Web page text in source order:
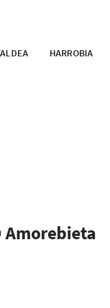
HARROBIA
Amorebieta